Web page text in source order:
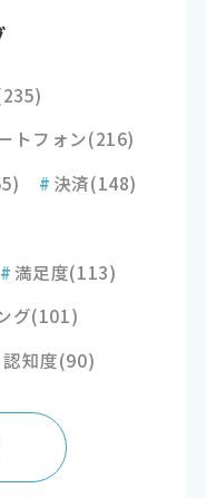
トフォン(216)
# 決済(148)
#満足度(113)
グ(101)
認知度(90)